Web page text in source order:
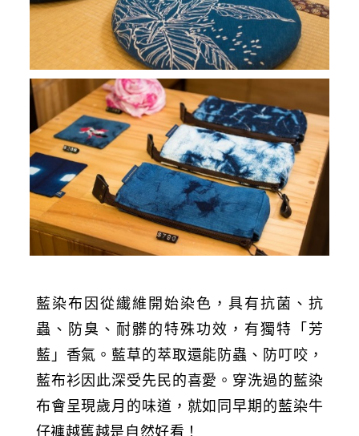
藍染布因從纎維開始染色，具有抗菌、抗
蟲、防臭、耐髒的特殊功效，有獨特「芳
藍」香氣。藍草的萃取還能防蟲、防叮咬，
藍布衫因此深受先民的喜愛。穿洗過的藍染
布會呈現歲月的味道，就如同早期的藍染牛
仔褲越舊越是自然好看！